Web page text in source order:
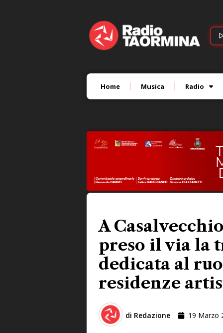
Home Musica Radio
A
preso il via la
dedicata al
residenze
di Redazione 19 Marzo